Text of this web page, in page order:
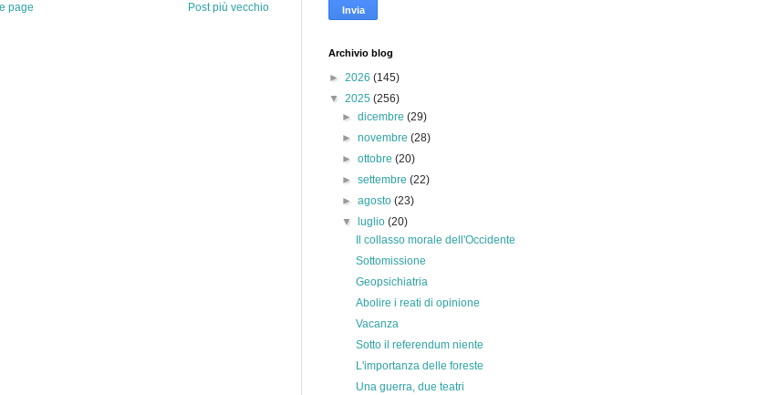
Post più vecchio
page
Archivio blog
► 2026 (145)
▼ 2025 (256)
►dicembre(29)
►novembre(28)
►ottobre(20)
►settembre(22)
►agosto(23)
▼
luglio(20)
Il collasso morale dell'Occidente
Sottomissione
Geopsichiatria
Abolire i reati di opinione
Vacanza
Sotto il referendum niente
L'importanza delle foreste
Una guerra, due teatri